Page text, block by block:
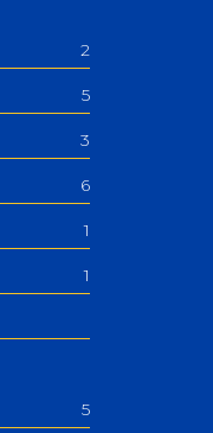
2
5
3
6
1
1
5